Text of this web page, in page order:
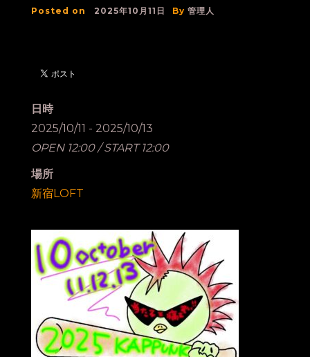
Posted on 2025年10月11日 By 管理人
日時
2025/10/11 - 2025/10/13
OPEN 12:00 / START 12:00
場所
新宿LOFT